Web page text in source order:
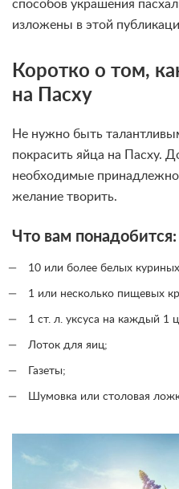
способов украшения
изложены в этой
Коротко о том,
на Пасху
Не нужно быть
покрасить яйца на Пасху.
необходимые
желание творить.
Что вам понадобится:
10 или более белых
1 или несколько пищевых
1 ст. л. уксуса на каждый 1
Лоток для яиц;
Газеты;
Шумовка или столовая